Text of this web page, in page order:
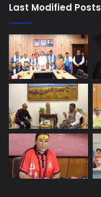
Last Modified Posts